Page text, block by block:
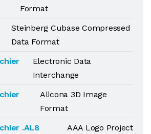
Format
Steinberg Cubase Compressed
Data Format
Electronic Data
Interchange
Alicona 3D Image
Format
.AL8
AAA Logo Project